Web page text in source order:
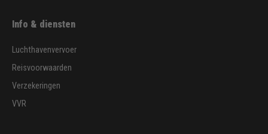
Info & diensten
Luchthavenvervoer
Reisvoorwaarden
Verzekeringen
VVR